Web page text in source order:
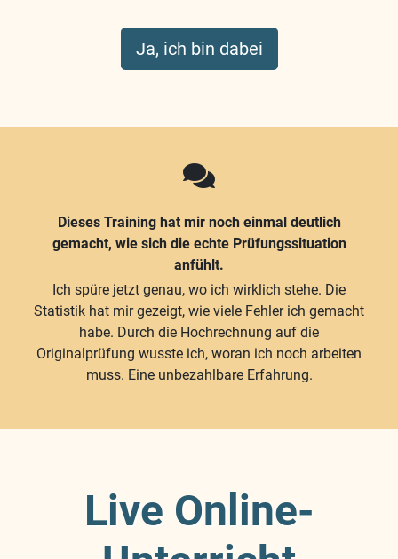
Ja, ich bin dabei
Dieses Training hat mir noch einmal deutlich
gemacht, wie sich die echte Prüfungssituation
anfühlt.
Ich spüre jetzt genau, wo ich wirklich stehe. Die
Statistik hat mir gezeigt, wie viele Fehler ich gemacht
habe. Durch die Hochrechnung auf die
Originalprüfung wusste ich, woran ich noch arbeiten
muss. Eine unbezahlbare Erfahrung.
Live Online-